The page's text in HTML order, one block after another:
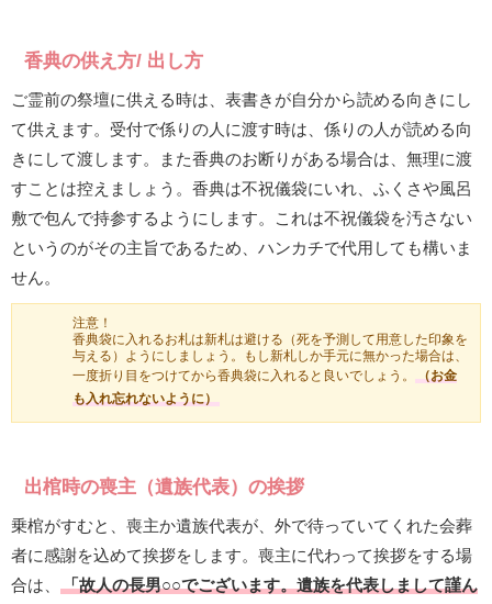
香典の供え方/ 出し方
ご霊前の祭壇に供える時は、表書きが自分から読める向きにし
て供えます。受付で係りの人に渡す時は、係りの人が読める向
きにして渡します。また香典のお断りがある場合は、無理に渡
すことは控えましょう。香典は不祝儀袋にいれ、ふくさや風呂
敷で包んで持参するようにします。これは不祝儀袋を汚さない
というのがその主旨であるため、ハンカチで代用しても構いま
せん。
注意！
香典袋に入れるお札は新札は避ける（死を予測して用意した印象を
与える）ようにしましょう。もし新札しか手元に無かった場合は、
一度折り目をつけてから香典袋に入れると良いでしょう。
（お金
も入れ忘れないように）
出棺時の喪主（遺族代表）の挨拶
乗棺がすむと、喪主か遺族代表が、外で待っていてくれた会葬
者に感謝を込めて挨拶をします。喪主に代わって挨拶をする場
合は、
「故人の長男○○でございます。遺族を代表しまして謹ん